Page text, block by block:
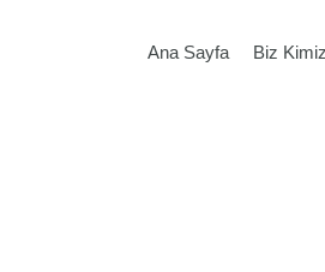
Ana Sayfa Biz Kimiz